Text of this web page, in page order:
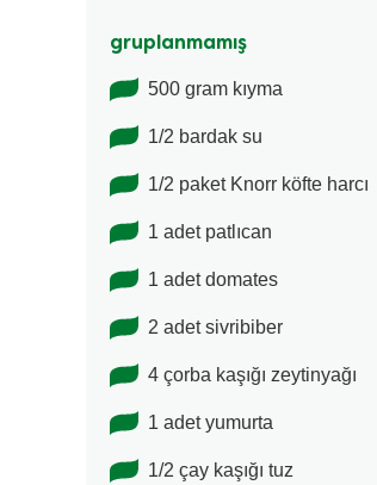
gruplanmamış
500 gram kıyma
1/2 bardak su
1/2 paket Knorr köfte harcı
1 adet patlıcan
1 adet domates
2 adet sivribiber
4 çorba kaşığı zeytinyağı
1 adet yumurta
1/2 çay kaşığı tuz